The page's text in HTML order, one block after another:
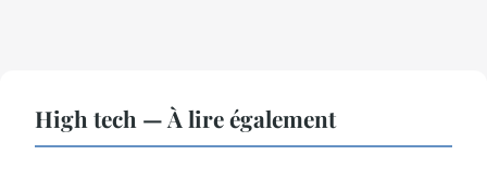
High tech — À lire également